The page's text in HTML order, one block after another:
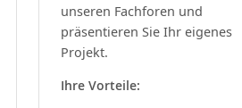
unseren Fachforen und
präsentieren Sie Ihr eigenes
Projekt.
Ihre Vorteile: